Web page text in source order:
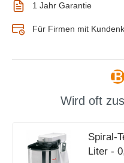
1 Jahr Garantie
Für Firmen mit
Wird oft
Spiral-
Liter -